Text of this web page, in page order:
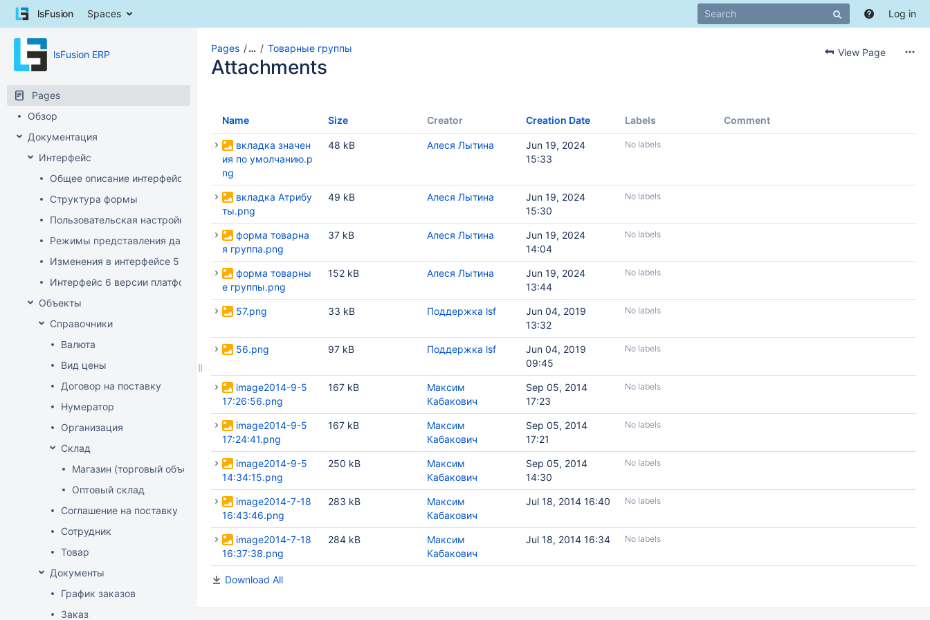
Skip
breadcrumbs
Skip
header
lsFusion Spaces Log in
lsFusion ERP
Pages
Обзор
Документация
Интерфейс
Общее описание интерфейса клиента
Структура формы
Пользовательская настройка интерфейса
Режимы представления данных
Изменения в интерфейсе 5 версии платформы
Интерфейс 6 версии платформы
Объекты
Справочники
Валюта
Вид цены
Договор на поставку
Нумератор
Организация
Склад
Магазин (торговый объект)
Оптовый склад
Соглашение на поставку
Сотрудник
Товар
Документы
График заказов
Заказ
View Page
Pages … Товарные группы
Attachments
Name Size Creator Creation Date Labels Comment
вкладка значен
ия по умолчанию.p
ng
48 kB Алеся Лытина
Jun 19, 2024
15:33
No labels
вкладка Атрибу
ты.png
49 kB Алеся Лытина
Jun 19, 2024
15:30
No labels
форма товарна
я группа.png
37 kB Алеся Лытина
Jun 19, 2024
14:04
No labels
форма товарны
е группы.png
152 kB Алеся Лытина
Jun 19, 2024
13:44
No labels
57.png 33 kB Поддержка lsf
Jun 04, 2019
13:32
No labels
56.png 97 kB Поддержка lsf
Jun 04, 2019
09:45
No labels
image2014-9-5
17:26:56.png
167 kB
Максим
Кабакович
Sep 05, 2014
17:23
No labels
image2014-9-5
17:24:41.png
167 kB
Максим
Кабакович
Sep 05, 2014
17:21
No labels
image2014-9-5
14:34:15.png
250 kB
Максим
Кабакович
Sep 05, 2014
14:30
No labels
image2014-7-18
16:43:46.png
283 kB
Максим
Кабакович
Jul 18, 2014 16:40 No labels
image2014-7-18
16:37:38.png
284 kB
Максим
Кабакович
Jul 18, 2014 16:34 No labels
Download All